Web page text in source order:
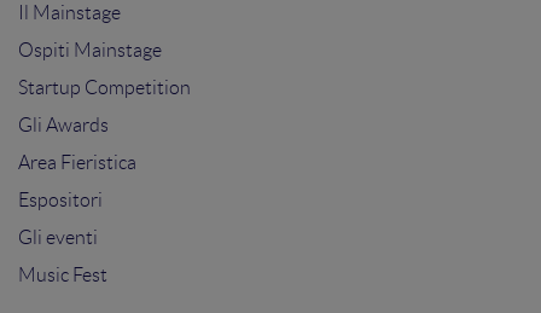
Il Mainstage
Ospiti Mainstage
Startup Competition
Gli Awards
Area Fieristica
Espositori
Gli eventi
Music Fest